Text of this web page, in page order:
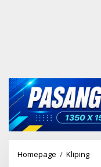
Homepage / Kliping